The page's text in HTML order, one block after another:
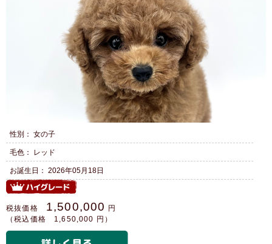
性別： 女の子
毛色： レッド
お誕生日： 2026年05月18日
税抜価格 1,500,000
円
（税込価格 1,650,000 円）